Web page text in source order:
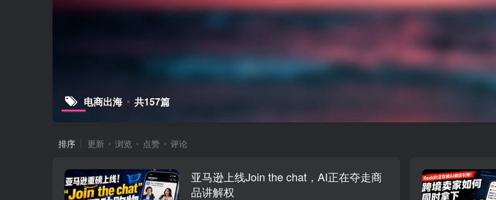
电商出海 共157篇
排序 更新 浏览 点赞 评论
亚马逊上线Join the chat，AI正在夺走商
品讲解权